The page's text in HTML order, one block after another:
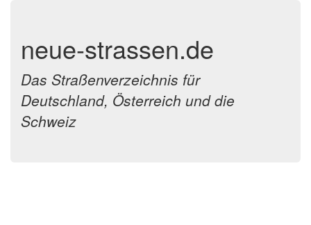
neue-strassen.de
Das Straßenverzeichnis für
Deutschland, Österreich und die
Schweiz